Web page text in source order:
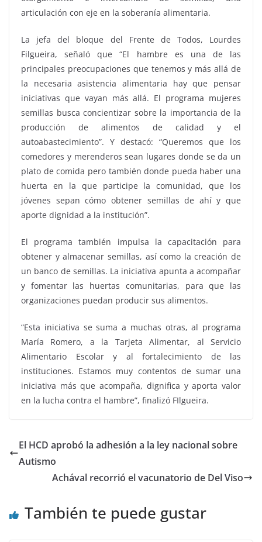
articulación con eje en la soberanía alimentaria.
La jefa del bloque del Frente de Todos, Lourdes
Filgueira, señaló que “El hambre es una de las
principales preocupaciones que tenemos y más allá de
la necesaria asistencia alimentaria hay que pensar
iniciativas que vayan más allá. El programa mujeres
semillas busca concientizar sobre la importancia de la
producción de alimentos de calidad y el
autoabastecimiento”. Y destacó: “Queremos que los
comedores y merenderos sean lugares donde se da un
plato de comida pero también donde pueda haber una
huerta en la que participe la comunidad, que los
jóvenes sepan cómo obtener semillas de ahí y que
aporte dignidad a la institución”.
El programa también impulsa la capacitación para
obtener y almacenar semillas, así como la creación de
un banco de semillas. La iniciativa apunta a acompañar
y fomentar las huertas comunitarias, para que las
organizaciones puedan producir sus alimentos.
“Esta iniciativa se suma a muchas otras, al programa
María Romero, a la Tarjeta Alimentar, al Servicio
Alimentario Escolar y al fortalecimiento de las
instituciones. Estamos muy contentos de sumar una
iniciativa más que acompaña, dignifica y aporta valor
en la lucha contra el hambre”, finalizó FIlgueira.
El HCD aprobó la adhesión a la ley nacional sobre
Autismo
Achával recorrió el vacunatorio de Del Viso
También te puede gustar